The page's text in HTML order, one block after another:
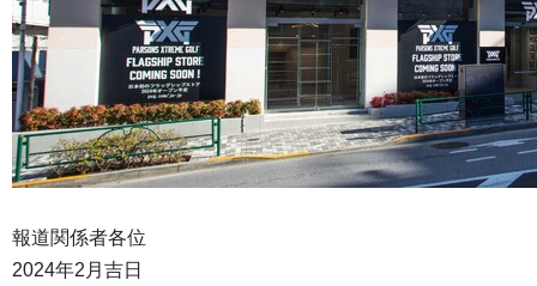
報道関係者各位
2024年2月吉日